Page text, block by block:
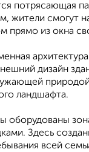
потрясающая
жители смогут
прямо из окна
дизайн
ландшафта.
оборудованы
Здесь
всей